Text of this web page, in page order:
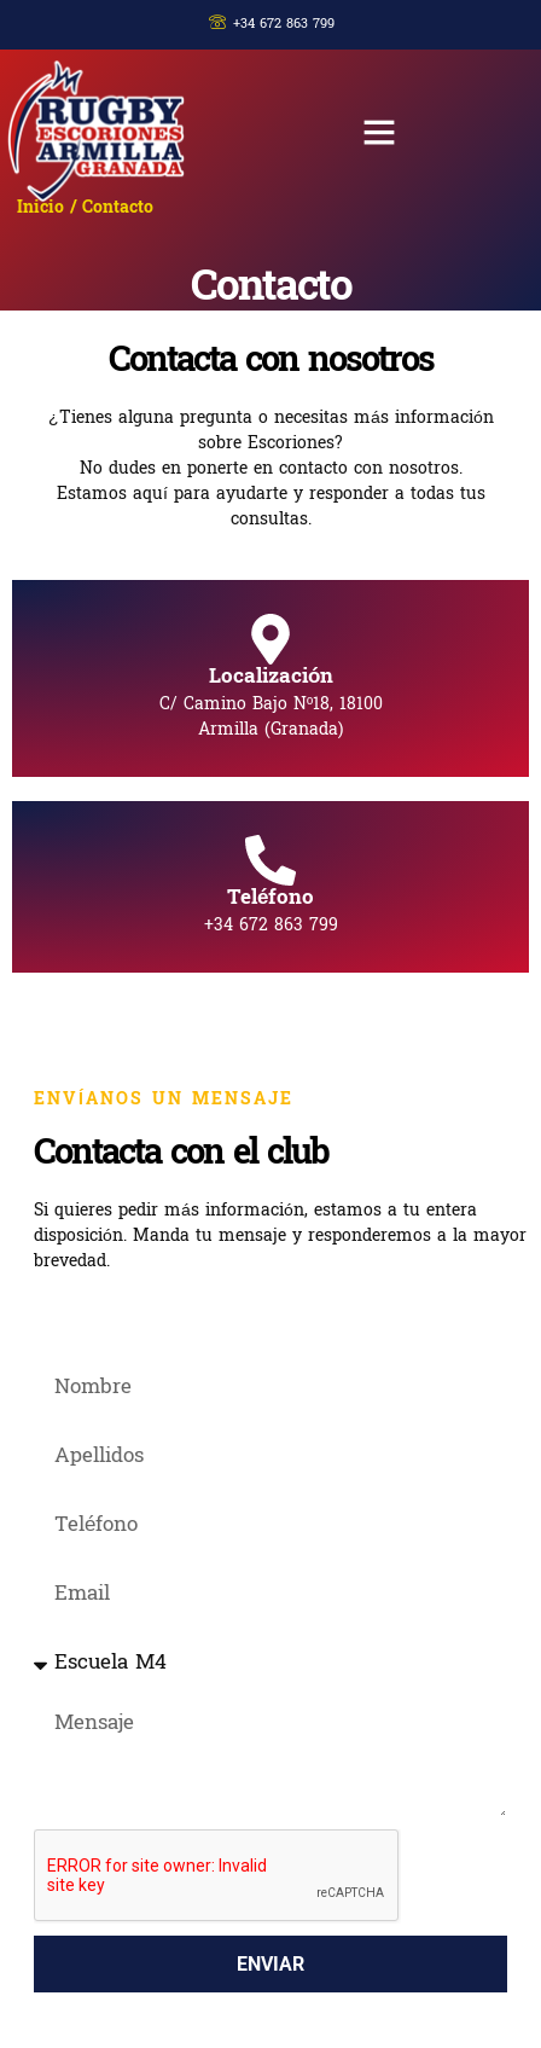
+34 672 863 799
Inicio / Contacto
Contacto
Contacta con nosotros
¿Tienes alguna pregunta o necesitas más información
sobre Escoriones?
No dudes en ponerte en contacto con nosotros.
Estamos aquí para ayudarte y responder a todas tus
consultas.
Localización
C/ Camino Bajo Nº18, 18100
Armilla (Granada)
Teléfono
+34 672 863 799
ENVÍANOS UN MENSAJE
Contacta con el club
Si quieres pedir más información, estamos a tu entera
disposición. Manda tu mensaje y responderemos a la mayor
brevedad.
ENVIAR